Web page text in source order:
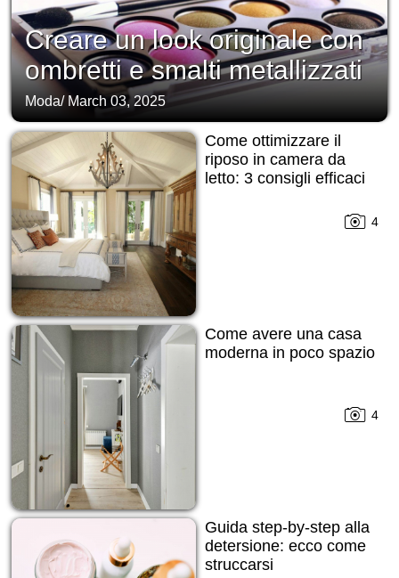
Creare un look originale con
ombretti e smalti metallizzati
Moda/ March 03, 2025
Come ottimizzare il
riposo in camera da
letto: 3 consigli efficaci
4
Come avere una casa
moderna in poco spazio
4
Guida step-by-step alla
detersione: ecco come
struccarsi